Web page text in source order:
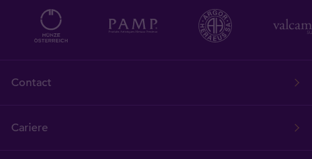
Contact
Cariere